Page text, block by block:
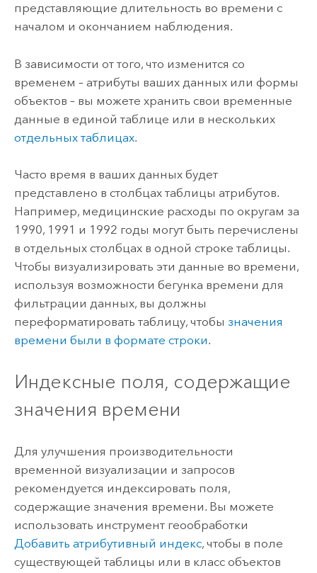
представляющие длительность во времени с
началом и окончанием наблюдения.
В зависимости от того, что изменится со
временем – атрибуты ваших данных или формы
объектов – вы можете хранить свои временные
данные в единой таблице или в нескольких
отдельных таблицах.
Часто время в ваших данных будет
представлено в столбцах таблицы атрибутов.
Например, медицинские расходы по округам за
1990, 1991 и 1992 годы могут быть перечислены
в отдельных столбцах в одной строке таблицы.
Чтобы визуализировать эти данные во времени,
используя возможности бегунка времени для
фильтрации данных, вы должны
переформатировать таблицу, чтобы значения
времени были в формате строки.
Индексные поля, содержащие
значения времени
Для улучшения производительности
временной визуализации и запросов
рекомендуется индексировать поля,
содержащие значения времени. Вы можете
использовать инструмент геообработки
Добавить атрибутивный индекс, чтобы в поле
существующей таблицы или в класс объектов